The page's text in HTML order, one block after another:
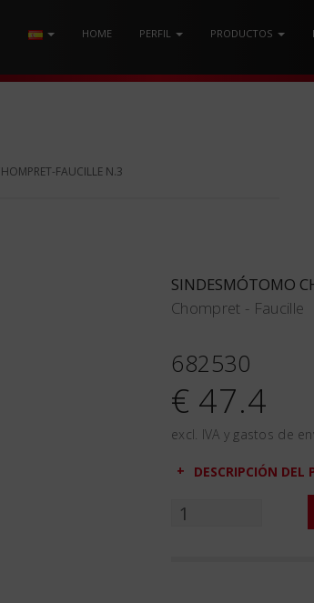
HOME PERFIL PRODUCTOS
FAUCILLE N.3
SINDESMÓTOMO
Chompret - Faucille
682530
€ 47.4
excl. IVA y gastos de
DESCRIPCIÓN DEL